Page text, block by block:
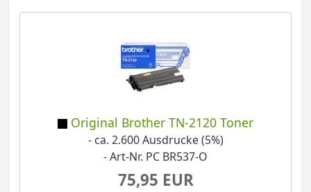
Original Brother TN-2120 Toner
- ca. 2.600 Ausdrucke (5%)
- Art-Nr. PC BR537-O
75,95 EUR